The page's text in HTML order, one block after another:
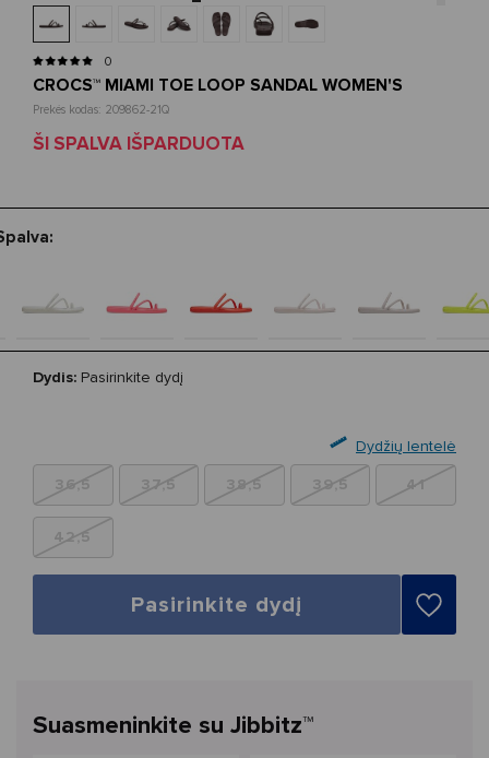
0
CROCS™ MIAMI TOE LOOP SANDAL WOMEN'S
Prekės kodas: 209862-21Q
ŠI SPALVA IŠPARDUOTA
Dydis: Pasirinkite dydį
Dydžių lentelė
36,5 37,5 38,5 39,5 41
42,5
Pasirinkite dydį
Suasmeninkite su Jibbitz™